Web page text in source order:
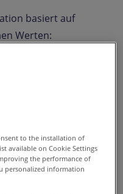
basiert auf
Werten:
Molcho legen
auf Qualität,
und eine Küche,
weckt. Durch die
to the installation of
available on Cookie Settings
the performance of
personalized information